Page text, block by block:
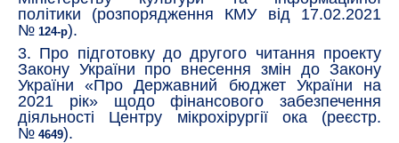
політики
(розпорядження КМУ від 17.02.2021
№ 124-р).
3. Про підготовку до другого читання проекту
Закону України про внесення змін до Закону
України «Про Державний бюджет України на
2021 рік» щодо фінансового забезпечення
діяльності Центру мікрохірургії ока (реєстр.
№ 4649).